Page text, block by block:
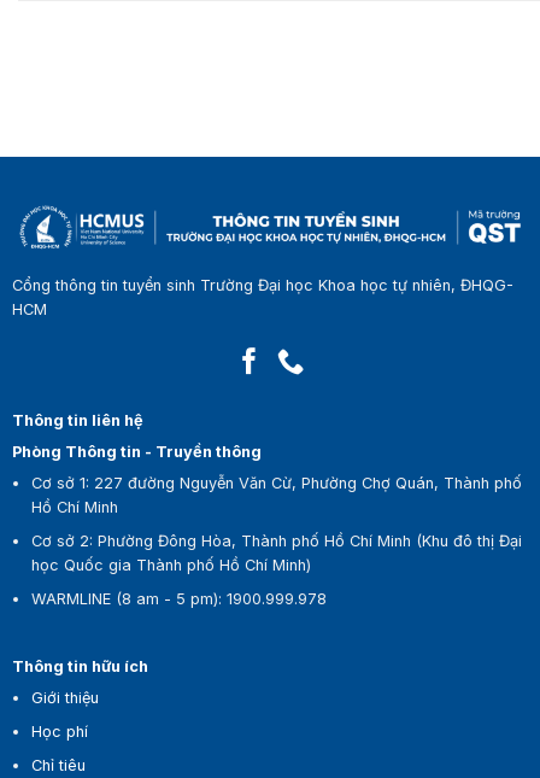
Cổng thông tin tuyển sinh Trường Đại học Khoa học tự nhiên, ĐHQG-
HCM
Thông tin liên hệ
Phòng Thông tin - Truyền thông
Cơ sở 1: 227 đường Nguyễn Văn Cừ, Phường Chợ Quán, Thành phố
Hồ Chí Minh
Cơ sở 2: Phường Đông Hòa, Thành phố Hồ Chí Minh (Khu đô thị Đại
học Quốc gia Thành phố Hồ Chí Minh)
WARMLINE (8 am - 5 pm):1900.999.978
Thông tin hữu ích
Giới thiệu
Học phí
Chỉ tiêu